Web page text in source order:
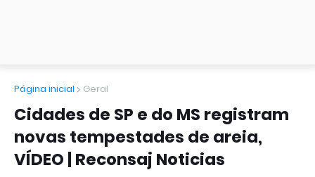
Página inicial Geral
Cidades de SP e do MS registram
novas tempestades de areia,
VÍDEO | Reconsaj Noticias